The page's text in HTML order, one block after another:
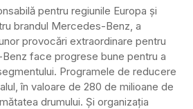
pentru regiunile Europa și
brandul Mercedes-Benz, a
provocări extraordinare pentru
face progrese bune pentru a
Programele de reducere
în valoare de 280 de milioane de
drumului. Și organizația